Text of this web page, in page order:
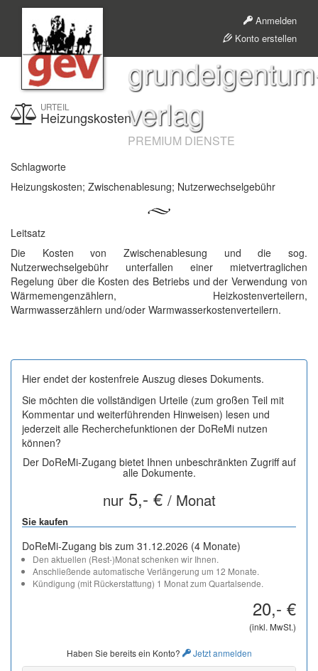
Anmelden
Konto erstellen
verlag
PREMIUM DIENSTE
URTEIL
Heizungskosten
Schlagworte
Heizungskosten; Zwischenablesung; Nutzerwechselgebühr
Leitsatz
Die Kosten von Zwischenablesung und die sog.
Nutzerwechselgebühr unterfallen einer mietvertraglichen
Regelung über die Kosten des Betriebs und der Verwendung von
Wärmemengenzählern, Heizkostenverteilern,
Warmwasserzählern und/oder Warmwasserkostenverteilern.
Hier endet der kostenfreie Auszug dieses Dokuments.
Sie möchten die vollständigen Urteile (zum großen Teil mit
Kommentar und weiterführenden Hinweisen) lesen und
jederzeit alle Recherchefunktionen der DoReMi nutzen
können?
Der DoReMi-Zugang bietet Ihnen unbeschränkten Zugriff auf
alle Dokumente.
nur5,- € / Monat
Sie kaufen
DoReMi-Zugang bis zum 31.12.2026 (4 Monate)
Den aktuellen (Rest-)Monat schenken wir Ihnen.
Anschließende automatische Verlängerung um 12 Monate.
Kündigung (mit Rückerstattung) 1 Monat zum Quartalsende.
20,- €
(inkl. MwSt.)
Haben Sie bereits ein Konto? Jetzt anmelden